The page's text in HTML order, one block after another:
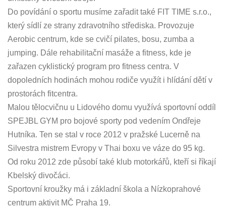
Do povídání o sportu musíme zařadit také FIT TIME s.r.o.,
který sídlí ze strany zdravotního střediska. Provozuje
Aerobic centrum, kde se cvičí pilates, bosu, zumba a
jumping. Dále rehabilitační masáže a fitness, kde je
zařazen cyklistický program pro fitness centra. V
dopoledních hodinách mohou rodiče využít i hlídání dětí v
prostorách fitcentra.
Malou tělocvičnu u Lidového domu využívá sportovní oddíl
SPEJBL GYM pro bojové sporty pod vedením Ondřeje
Hutníka. Ten se stal v roce 2012 v pražské Lucerně na
Silvestra mistrem Evropy v Thai boxu ve váze do 95 kg.
Od roku 2012 zde působí také klub motorkářů, kteří si říkají
Kbelský divočáci.
Sportovní kroužky má i základní škola a Nízkoprahové
centrum aktivit MČ Praha 19.